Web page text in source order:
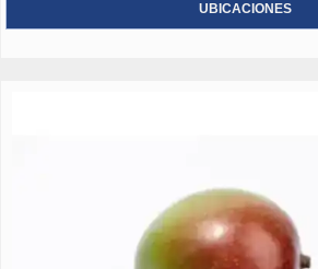
UBICACIONES